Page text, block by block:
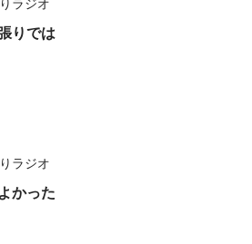
ラジオ
りでは
ラジオ
かった